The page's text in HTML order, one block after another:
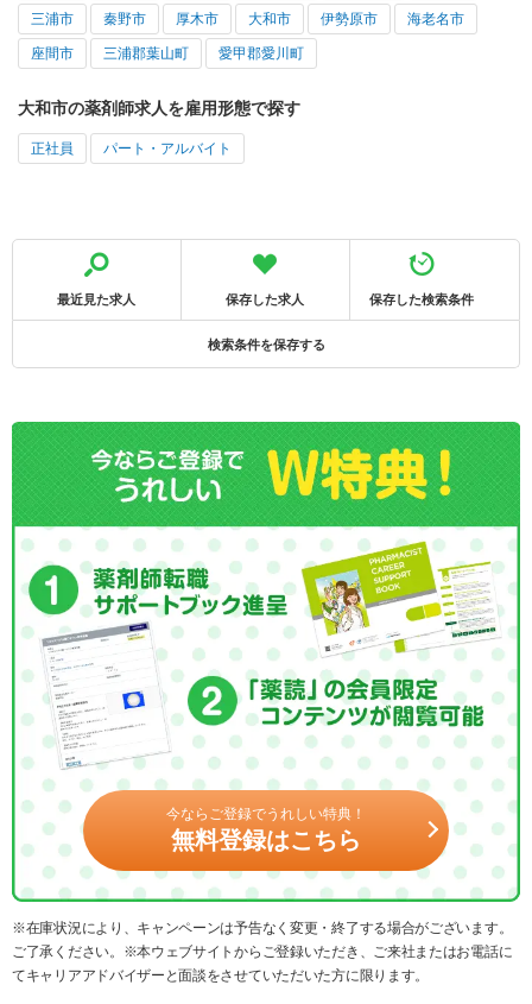
三浦市 秦野市 厚木市 大和市 伊勢原市 海老名市
座間市 三浦郡葉山町 愛甲郡愛川町
大和市の薬剤師求人を雇用形態で探す
正社員 パート・アルバイト
最近見た求人 保存した求人 保存した検索条件
検索条件を保存する
今ならご登録でうれしい特典！
無料登録はこちら
※在庫状況により、キャンペーンは予告なく変更・終了する場合がございます。
ご了承ください。※本ウェブサイトからご登録いただき、ご来社またはお電話に
てキャリアアドバイザーと面談をさせていただいた方に限ります。